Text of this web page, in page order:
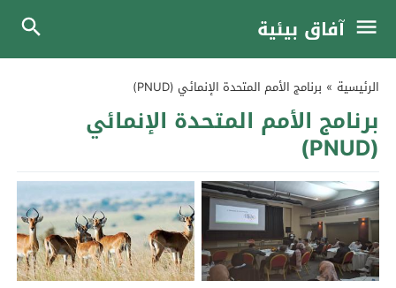
آفاق بيئية
الرئيسية » برنامج الأمم المتحدة الإنمائي (PNUD)
برنامج الأمم المتحدة الإنمائي
(PNUD)